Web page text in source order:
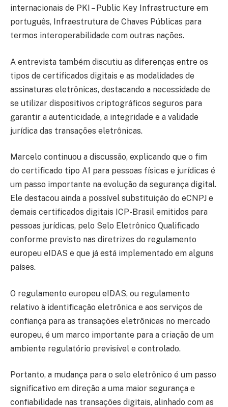
internacionais de PKI – Public Key Infrastructure em
português, Infraestrutura de Chaves Públicas para
termos interoperabilidade com outras nações.
A entrevista também discutiu as diferenças entre os
tipos de certificados digitais e as modalidades de
assinaturas eletrônicas, destacando a necessidade de
se utilizar dispositivos criptográficos seguros para
garantir a autenticidade, a integridade e a validade
jurídica das transações eletrônicas.
Marcelo continuou a discussão, explicando que o fim
do certificado tipo A1 para pessoas físicas e jurídicas é
um passo importante na evolução da segurança digital.
Ele destacou ainda a possível substituição do eCNPJ e
demais certificados digitais ICP-Brasil emitidos para
pessoas jurídicas, pelo Selo Eletrônico Qualificado
conforme previsto nas diretrizes do regulamento
europeu eIDAS e que já está implementado em alguns
países.
O regulamento europeu eIDAS, ou regulamento
relativo à identificação eletrônica e aos serviços de
confiança para as transações eletrônicas no mercado
europeu, é um marco importante para a criação de um
ambiente regulatório previsível e controlado.
Portanto, a mudança para o selo eletrônico é um passo
significativo em direção a uma maior segurança e
confiabilidade nas transações digitais, alinhado com as